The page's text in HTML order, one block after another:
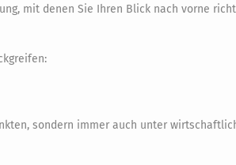
mit denen Sie Ihren Blick nach vorne
sondern immer auch unter